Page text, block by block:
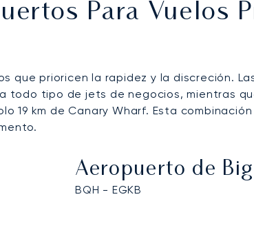
Para Vuelos
prioricen la rapidez y la discreción.
todo tipo de jets de negocios, mientras
19 km de Canary Wharf. Esta
Aeropuerto de
BQH - EGKB